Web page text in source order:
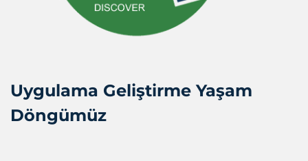
Uygulama Geliştirme Yaşam
Döngümüz